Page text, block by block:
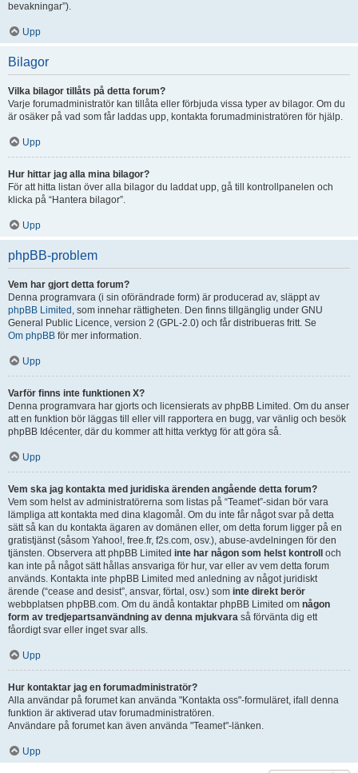
bevakningar”).
Upp
Bilagor
Vilka bilagor tillåts på detta forum?
Varje forumadministratör kan tillåta eller förbjuda vissa typer av bilagor. Om du
är osäker på vad som får laddas upp, kontakta forumadministratören för hjälp.
Upp
Hur hittar jag alla mina bilagor?
För att hitta listan över alla bilagor du laddat upp, gå till kontrollpanelen och
klicka på “Hantera bilagor”.
Upp
phpBB-problem
Vem har gjort detta forum?
Denna programvara (i sin oförändrade form) är producerad av, släppt av
phpBB Limited , som innehar rättigheten. Den finns tillgänglig under GNU
General Public Licence, version 2 (GPL-2.0) och får distribueras fritt. Se
Om phpBB för mer information.
Upp
Varför finns inte funktionen X?
Denna programvara har gjorts och licensierats av phpBB Limited. Om du anser
att en funktion bör läggas till eller vill rapportera en bugg, var vänlig och besök
phpBB Idécenter, där du kommer att hitta verktyg för att göra så.
Upp
Vem ska jag kontakta med juridiska ärenden angående detta forum?
Vem som helst av administratörerna som listas på “Teamet”-sidan bör vara
lämpliga att kontakta med dina klagomål. Om du inte får något svar på detta
sätt så kan du kontakta ägaren av domänen eller, om detta forum ligger på en
gratistjänst (såsom Yahoo!, free.fr, f2s.com, osv.), abuse-avdelningen för den
tjänsten. Observera att phpBB Limited inte har någon som helst kontroll
och
kan inte på något sätt hållas ansvariga för hur, var eller av vem detta forum
används. Kontakta inte phpBB Limited med anledning av något juridiskt
ärende (“cease and desist”, ansvar, förtal, osv.) som inte direkt berör
webbplatsen phpBB.com. Om du ändå kontaktar phpBB Limited om någon
form av tredjepartsanvändning av denna mjukvara så förvänta dig ett
fåordigt svar eller inget svar alls.
Upp
Hur kontaktar jag en forumadministratör?
Alla användar på forumet kan använda "Kontakta oss"-formuläret, ifall denna
funktion är aktiverad utav forumadministratören.
Användare på forumet kan även använda "Teamet"-länken.
Upp